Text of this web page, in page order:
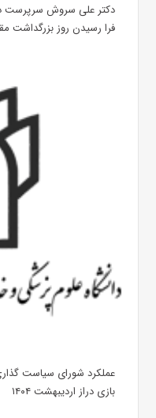
دکتر علی سروش سرپرست
فرا رسیدن روز بزرگداشت
عملکرد شورای سیاست
بازی دراز اردیبهشت ۱۴۰۴